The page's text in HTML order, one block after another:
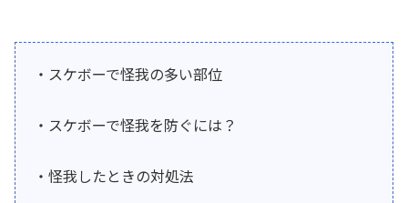
・スケボーで怪我の多い部位
・スケボーで怪我を防ぐには？
・怪我したときの対処法